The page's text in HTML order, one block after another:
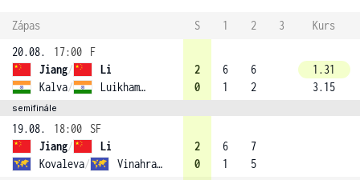
Zápas S 1 2 3
Kurs
20.08.
17:00
F
Jiang/
Li
Kalva/ Luikham (4)
2
0
6
1
6
2
1.31
3.15
semifinále
19.08. 18:00
SF
Jiang/
Li
Kovaleva/ Vinahradava
2
0
6
1
7
5